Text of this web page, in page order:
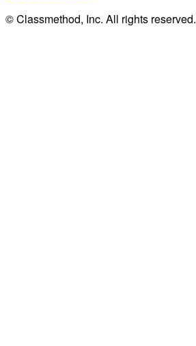
© Classmethod, Inc. All rights reserved.